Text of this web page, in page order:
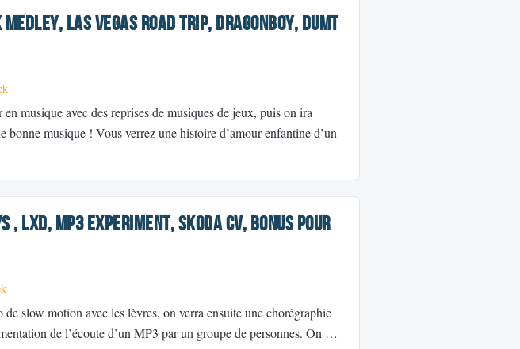
Medley, Las Vegas Road trip, Dragonboy, Dumt
musique avec des reprises de musiques de jeux, puis on ira
bonne musique ! Vous verrez une histoire d’amour enfantine d’un
, LXD, Mp3 Experiment, Skoda CV, Bonus pour
slow motion avec les lèvres, on verra ensuite une chorégraphie
de l’écoute d’un MP3 par un groupe de personnes. On …